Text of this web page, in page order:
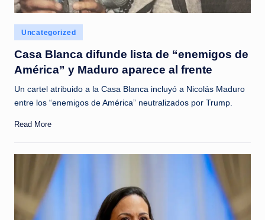
Posted
in
Uncategorized
Casa Blanca difunde lista de “enemigos de
América” y Maduro aparece al frente
Un cartel atribuido a la Casa Blanca incluyó a Nicolás Maduro
entre los “enemigos de América” neutralizados por Trump.
Read More